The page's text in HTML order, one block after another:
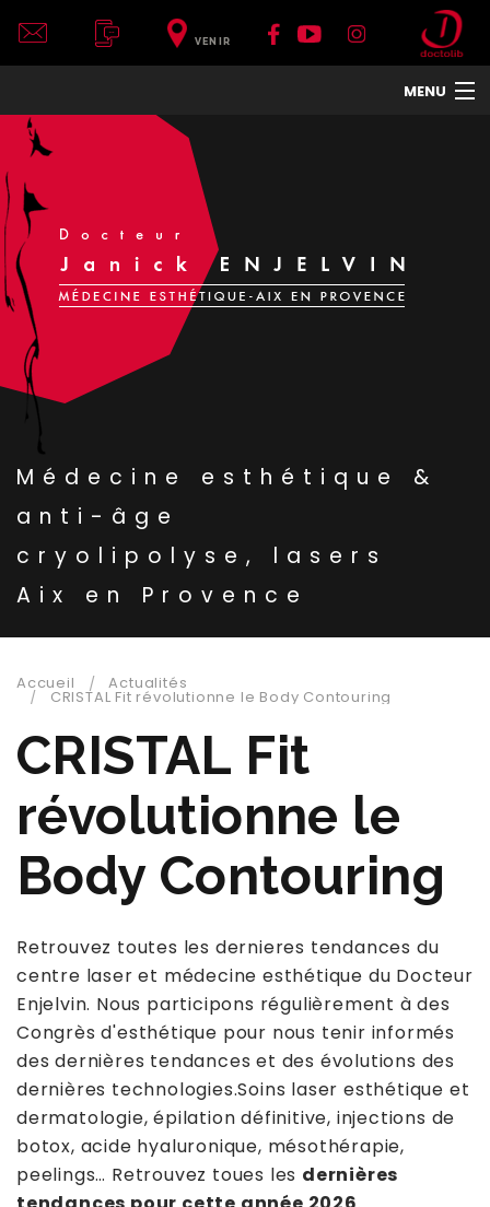
VENIR
MENU
ACCUEIL
DR JANICK ENJELVIN
LE CENTRE
VISAGE
CORPS
COU ET DÉCOLLETÉ
MAINS
TRAITEMENTS DE LA PEAU
HOMMES
TRAITEMENTS ET APPAREILS
PHOTOS
Médecine esthétique &
anti-âge
cryolipolyse, lasers
Aix en Provence
Accueil Actualités
CRISTAL Fit révolutionne le Body Contouring
CRISTAL Fit
révolutionne le
Body Contouring
Retrouvez toutes les dernieres tendances du
centre laser et médecine esthétique du Docteur
Enjelvin. Nous participons régulièrement à des
Congrès d'esthétique pour nous tenir informés
des dernières tendances et des évolutions des
dernières technologies.Soins laser esthétique et
dermatologie, épilation définitive, injections de
botox, acide hyaluronique, mésothérapie,
peelings… Retrouvez toues les dernières